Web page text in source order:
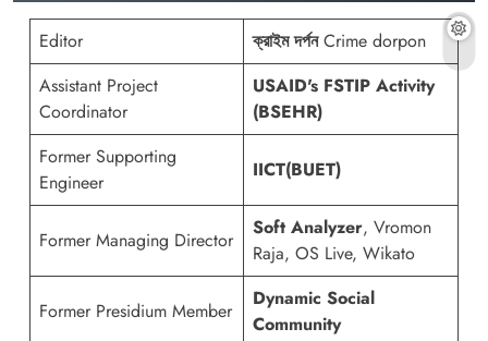
Editor ক্রাইম দর্পনCrime dorpon
Assistant Project
Coordinator
USAID's FSTIP Activity
(BSEHR)
Former Supporting
Engineer
IICT(BUET)
Former Managing Director
Soft Analyzer, Vromon
Raja, OS Live, Wikato
Former Presidium Member
Dynamic Social
Community